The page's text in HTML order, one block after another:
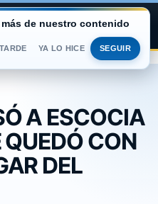
PORTAL
A ESCOCIA
CON
DEL
de nuestro contenido
YA LO HICE SEGUIR